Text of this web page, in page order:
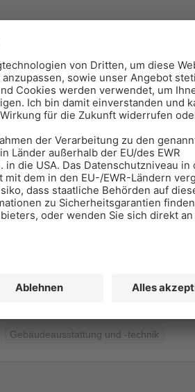
DUSAR GmbH
Buchenstr. 1 56584 Anhausen
Küchen, Bäder und Sanitär
Werderstraße 36, 78132 Hornberg
Gebäudeausstattung und -technik